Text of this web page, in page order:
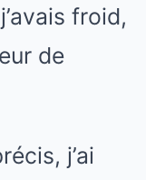
froid,
de
j’ai